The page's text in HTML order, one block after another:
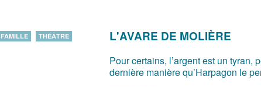
FAMILLE THÉÂTRE L'AVARE DE MOLIÈRE
Pour certains, l’argent est un tyran,
dernière manière qu’Harpagon le